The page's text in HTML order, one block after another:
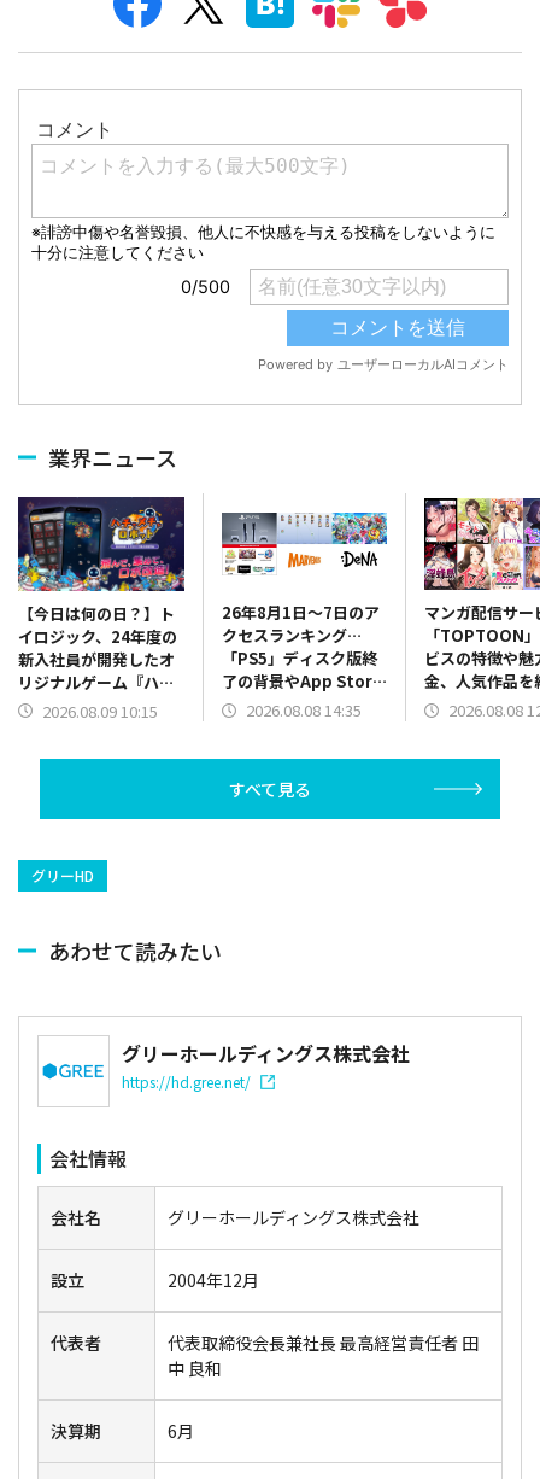
業界ニュース
【今日は何の日？】ト
イロジック、24年度の
新入社員が開発したオ
リジナルゲーム『ハチ
ャメチャロボット』を
2026.08.09 10:15
26年8月1日～7日のア
クセスランキング…
「PS5」ディスク版終
了の背景やApp Store
振り返り、決算関係が
2026.08.08 14:35
マンガ配信サー
「TOPTOON
ビスの特徴や魅
金、人気作品
ランキングも毎
2026.08.08
すべて見る
グリーHD
あわせて読みたい
グリーホールディングス株式会社
https://hd.gree.net/
会社情報
会社名 グリーホールディングス株式会社
設立 2004年12月
代表者
代表取締役会長兼社長 最高経営責任者 田
中 良和
決算期 6月